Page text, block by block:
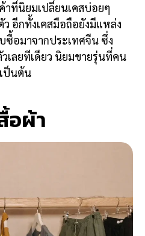
าที่นิยมเปลี่ยนเคสบ่อยๆ
อีกทั้งเคสมือถือยังมีแหล่ง
ซื้อมาจากประเทศจีน ซึ่ง
วเลยทีเดียว นิยมขายรุ่นที่คน
ป็นต้น
อผ้า